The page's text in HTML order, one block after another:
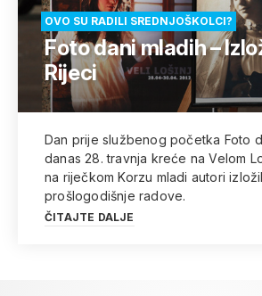
OVO SU RADILI SREDNJOŠKOLCI?
Foto dani mladih –
Rijeci
Dan prije službenog početka Foto
danas 28. travnja kreće na Velom
na riječkom Korzu mladi autori
prošlogodišnje radove.
ČITAJTE DALJE